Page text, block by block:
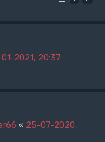
2021, 20:37
« 25-07-2020,